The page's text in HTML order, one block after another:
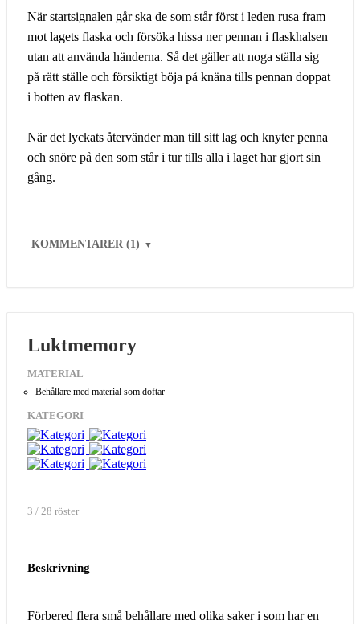
När startsignalen går ska de som står först i leden rusa fram
mot lagets flaska och försöka hissa ner pennan i flaskhalsen
utan att använda händerna. Så det gäller att noga ställa sig
på rätt ställe och försiktigt böja på knäna tills pennan doppat
i botten av flaskan.
När det lyckats återvänder man till sitt lag och knyter penna
och snöre på den som står i tur tills alla i laget har gjort sin
gång.
KOMMENTARER (1) ▼
Luktmemory
MATERIAL
Behållare med material som doftar
KATEGORI
3 / 28 röster
Beskrivning
Förbered flera små behållare med olika saker i som har en